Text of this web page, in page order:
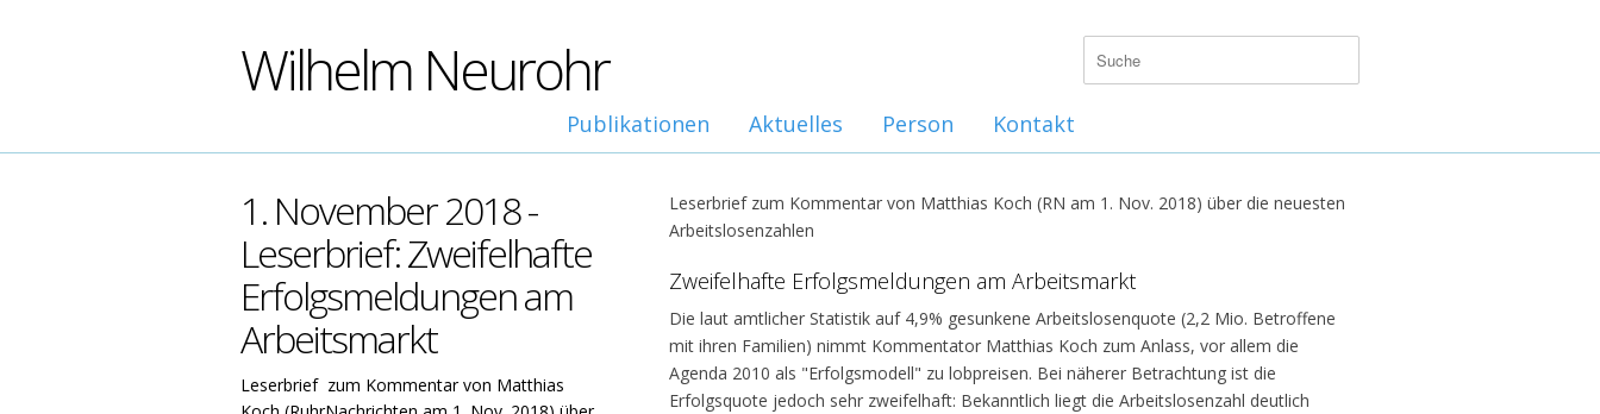
Wilhelm Neurohr
Publikationen Aktuelles Person Kontakt
1. November 2018 -
Leserbrief: Zweifelhafte
Erfolgsmeldungen am
Arbeitsmarkt
Leserbrief zum Kommentar von Matthias
Leserbrief zum Kommentar von Matthias Koch (RN am 1. Nov. 2018) über die neuesten
Arbeitslosenzahlen
Zweifelhafte Erfolgsmeldungen am Arbeitsmarkt
Die laut amtlicher Statistik auf 4,9% gesunkene Arbeitslosenquote (2,2 Mio. Betroffene
mit ihren Familien) nimmt Kommentator Matthias Koch zum Anlass, vor allem die
Agenda 2010 als "Erfolgsmodell" zu lobpreisen. Bei näherer Betrachtung ist die
Erfolgsquote jedoch sehr zweifelhaft: Bekanntlich liegt die Arbeitslosenzahl deutlich